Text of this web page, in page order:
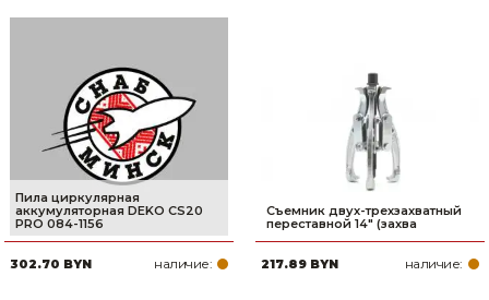
Пила циркулярная
аккумуляторная DEKO CS20
PRO 084-1156
302.70 BYN наличие:
Съемник двух-трехзахватный
переставной 14" (захва
217.89 BYN наличие: